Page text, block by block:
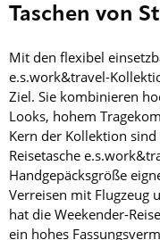
Taschen von
Mit den flexibel
e.s.work&travel-
Ziel. Sie kombinieren
Looks, hohem
Kern der Kollektion
Reisetasche
Handgepäcksgröße
Verreisen mit Flugzeug
hat die Weekender-
ein hohes